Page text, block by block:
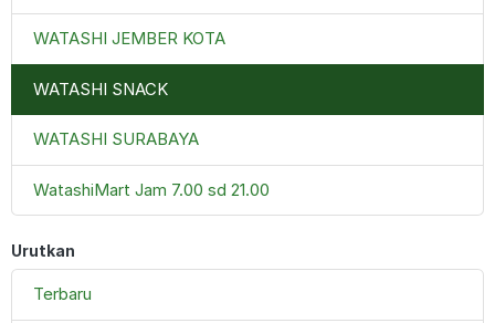
WATASHI JEMBER KOTA
WATASHI SNACK
WATASHI SURABAYA
WatashiMart Jam 7.00 sd 21.00
Urutkan
Terbaru